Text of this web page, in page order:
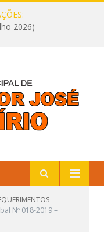
2026)
Nº 018-2019 –